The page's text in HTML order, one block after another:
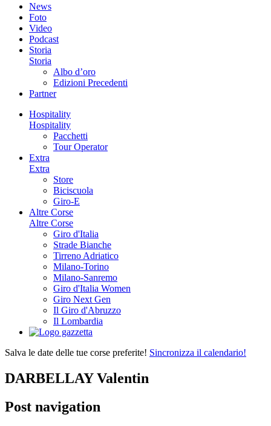
News
Foto
Video
Podcast
Storia
Storia
Albo d’oro
Edizioni Precedenti
Partner
Hospitality
Hospitality
Pacchetti
Tour Operator
Extra
Extra
Store
Biciscuola
Giro-E
Altre Corse
Altre Corse
Giro d'Italia
Strade Bianche
Tirreno Adriatico
Milano-Torino
Milano-Sanremo
Giro d'Italia Women
Giro Next Gen
Il Giro d'Abruzzo
Il Lombardia
Salva le date delle tue corse preferite! Sincronizza il calendario!
DARBELLAY Valentin
Post navigation